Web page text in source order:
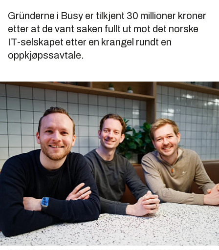
Gründerne i Busy er tilkjent 30 millioner kroner
etter at de vant saken fullt ut mot det norske
IT-selskapet etter en krangel rundt en
oppkjøpssavtale.